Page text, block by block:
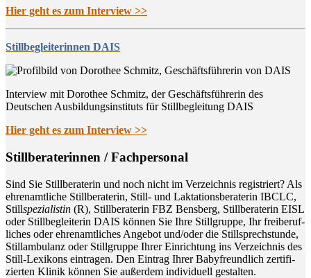
Hier geht es zum Interview >>
Stillbegleiterinnen DAIS
Interview mit Dorothee Schmitz, der Geschäftsführerin des
Deutschen Ausbildungsinstituts für Stillbegleitung DAIS
Hier geht es zum Interview >>
Still­be­ra­te­rin­nen / Fachpersonal
Sind Sie Still­be­ra­te­rin und noch nicht im Ver­zeich­nis regis­triert? Als
ehren­amt­li­che Still­be­ra­te­rin, Still- und Lak­ta­ti­ons­be­ra­te­rin IBCLC,
Stillspe­zia­lis­tin (R), Still­be­ra­te­rin FBZ Bens­berg, Still­be­ra­te­rin EISL
oder Still­be­glei­te­rin DAIS kön­nen Sie Ihre Still­grup­pe, Ihr frei­be­ruf­
li­ches oder ehren­amt­li­ches Ange­bot und/oder die Still­sprech­stun­de,
Still­am­bu­lanz oder Still­grup­pe Ihrer Ein­rich­tung ins Ver­zeich­nis des
Still-Lexi­kons ein­tra­gen. Den Ein­trag Ihrer Baby­freund­lich zer­ti­fi­
zier­ten Kli­nik kön­nen Sie außer­dem indi­vi­du­ell gestalten.